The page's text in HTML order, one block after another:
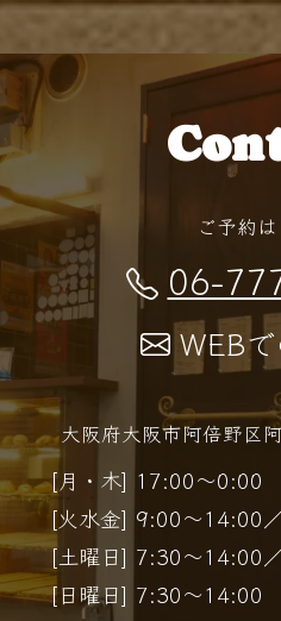
ご予約
06-
WEB
大阪府大阪市阿倍野区
[月・木] 17:00～0:00
[火水金] 9:00～14:00
[土曜日] 7:30～14:00
[日曜日] 7:30～14:00